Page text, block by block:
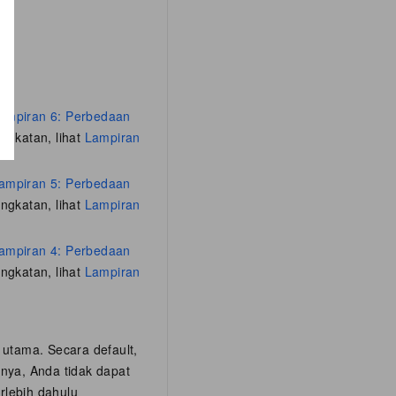
Lampiran 6: Perbedaan
lihat Lampiran
5: Perbedaan
lihat Lampiran
4: Perbedaan
lihat Lampiran
Secara default,
Anda tidak dapat
dahulu